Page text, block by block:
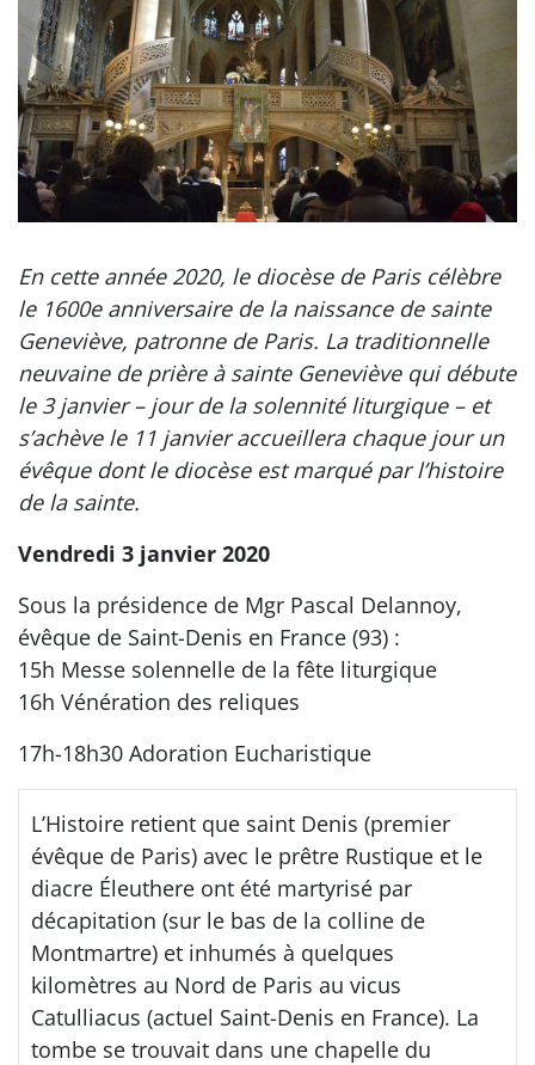
En cette année 2020, le diocèse de Paris célèbre
le 1600e anniversaire de la naissance de sainte
Geneviève, patronne de Paris. La traditionnelle
neuvaine de prière à sainte Geneviève qui débute
le 3 janvier – jour de la solennité liturgique – et
s’achève le 11 janvier accueillera chaque jour un
évêque dont le diocèse est marqué par l’histoire
de la sainte.
Vendredi 3 janvier 2020
Sous la présidence de Mgr Pascal Delannoy,
évêque de Saint-Denis en France (93) :
15h Messe solennelle de la fête liturgique
16h Vénération des reliques
17h-18h30 Adoration Eucharistique
L’Histoire retient que saint Denis (premier
évêque de Paris) avec le prêtre Rustique et le
diacre Éleuthere ont été martyrisé par
décapitation (sur le bas de la colline de
Montmartre) et inhumés à quelques
kilomètres au Nord de Paris au vicus
Catulliacus (actuel Saint-Denis en France). La
tombe se trouvait dans une chapelle du